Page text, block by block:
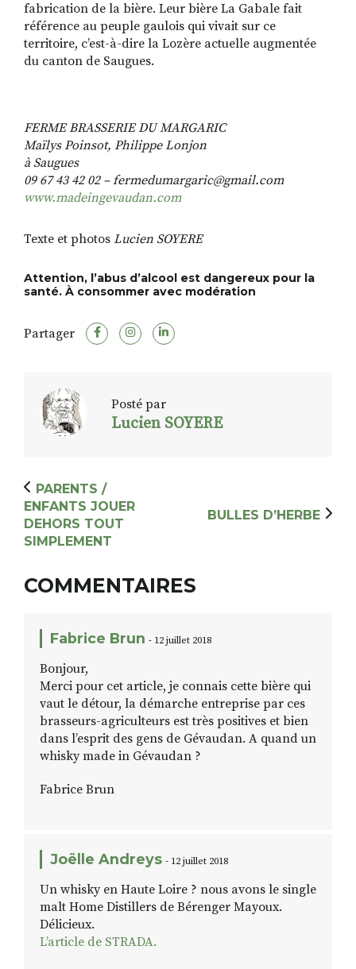
fabrication de la bière. Leur bière La Gabale fait
référence au peuple gaulois qui vivait sur ce
territoire, c’est-à-dire la Lozère actuelle augmentée
du canton de Saugues.
FERME BRASSERIE DU MARGARIC
Maïlys Poinsot, Philippe Lonjon
à Saugues
09 67 43 42 02 – fermedumargaric@gmail.com
www.madeingevaudan.com
Texte et photos Lucien SOYERE
Attention, l’abus d’alcool est dangereux pour la
santé. À consommer avec modération
Partager
Posté par
Lucien SOYERE
PARENTS /
ENFANTS JOUER
DEHORS TOUT
SIMPLEMENT
BULLES D’HERBE
COMMENTAIRES
Fabrice Brun - 12 juillet 2018
Bonjour,
Merci pour cet article, je connais cette bière qui
vaut le détour, la démarche entreprise par ces
brasseurs-agriculteurs est très positives et bien
dans l’esprit des gens de Gévaudan. A quand un
whisky made in Gévaudan ?
Fabrice Brun
Joëlle Andreys - 12 juillet 2018
Un whisky en Haute Loire ? nous avons le single
malt Home Distillers de Bérenger Mayoux.
Délicieux.
L’article de STRADA.